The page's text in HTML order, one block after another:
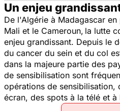
Un enjeu
De l'Algérie à Madagascar
Mali et le Cameroun, la lutte
enjeu grandissant. Depuis le
du cancer du sein et du col
dans la majeure partie des
de sensibilisation sont
opérations de sensibilisation,
écran, des spots à la télé et à